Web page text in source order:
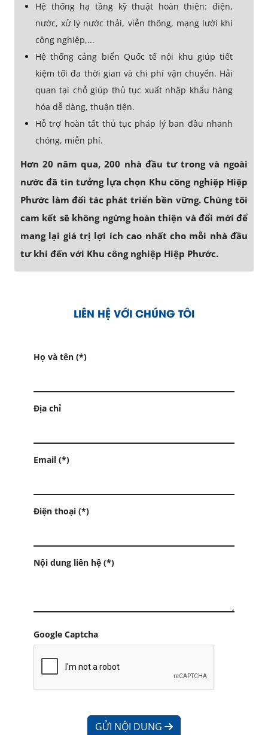
Hệ thống hạ tầng kỹ thuật hoàn thiện: điện,
nước, xử lý nước thải, viễn thông, mạng lưới khí
công nghiệp,...
Hệ thống cảng biển Quốc tế nội khu giúp tiết
kiệm tối đa thời gian và chi phí vận chuyển. Hải
quan tại chỗ giúp thủ tục xuất nhập khẩu hàng
hóa dễ dàng, thuận tiện.
Hỗ trợ hoàn tất thủ tục pháp lý ban đầu nhanh
chóng, miễn phí.
Hơn 20 năm qua, 200 nhà đầu tư trong và ngoài
nước đã tin tưởng lựa chọn Khu công nghiệp Hiệp
Phước làm đối tác phát triển bền vững. Chúng tôi
cam kết sẽ không ngừng hoàn thiện và đổi mới để
mang lại giá trị lợi ích cao nhất cho mỗi nhà đầu
tư khi đến với Khu công nghiệp Hiệp Phước.
LIÊN HỆ VỚI CHÚNG TÔI
Họ và tên (*)
Địa chỉ
Email (*)
Điện thoại (*)
Nội dung liên hệ (*)
Google Captcha
GỬI NỘI DUNG